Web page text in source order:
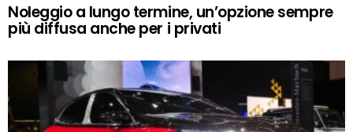
Noleggio a lungo termine, un’opzione sempre
più diffusa anche per i privati